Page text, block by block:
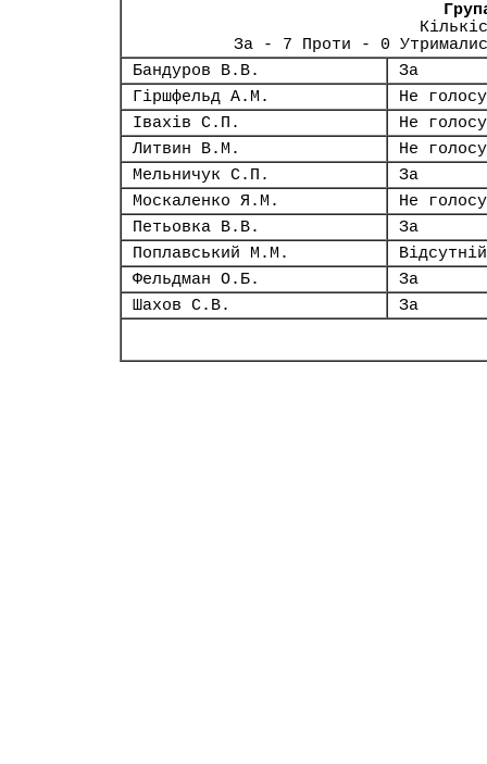
За - 7 Проти - 0
Бандуров В.В.
За
Гіршфельд А.М.
Не
Івахів С.П.
Не
Литвин В.М.
Не
Мельничук С.П.
За
Москаленко Я.М.
Не
Петьовка В.В.
За
Поплавський М.М.
Відсутній
Фельдман О.Б.
За
Шахов С.В.
За